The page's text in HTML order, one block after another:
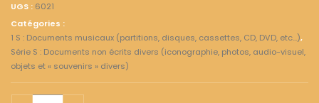
UGS : 6021
Catégories :
1 S : Documents musicaux (partitions, disques, cassettes, CD, DVD, etc...),
Série S : Documents non écrits divers (iconographie, photos, audio-visuel,
objets et « souvenirs » divers)